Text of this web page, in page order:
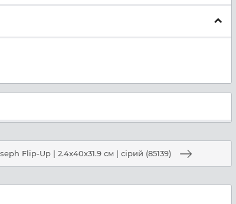
Flip-Up | 2.4x40x31.9 см | сірий (85139)